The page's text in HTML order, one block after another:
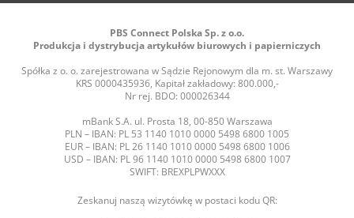
PBS Connect Polska Sp. z o.o.
Produkcja i dystrybucja artykułów biurowych i papierniczych
Spółka z o. o. zarejestrowana w Sądzie Rejonowym dla m. st. Warszawy
KRS 0000435936, Kapitał zakładowy: 800.000,-
Nr rej. BDO: 000026344
mBank S.A. ul. Prosta 18, 00-850 Warszawa
PLN – IBAN: PL 53 1140 1010 0000 5498 6800 1005
EUR – IBAN: PL 26 1140 1010 0000 5498 6800 1006
USD – IBAN: PL 96 1140 1010 0000 5498 6800 1007
SWIFT: BREXPLPWXXX
Zeskanuj naszą wizytówkę w postaci kodu QR: